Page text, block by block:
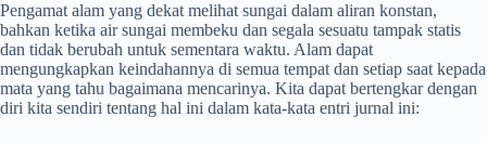
Pengamat alam yang dekat melihat sungai dalam aliran konstan,
bahkan ketika air sungai membeku dan segala sesuatu tampak statis
dan tidak berubah untuk sementara waktu. Alam dapat
mengungkapkan keindahannya di semua tempat dan setiap saat kepada
mata yang tahu bagaimana mencarinya. Kita dapat bertengkar dengan
diri kita sendiri tentang hal ini dalam kata-kata entri jurnal ini: